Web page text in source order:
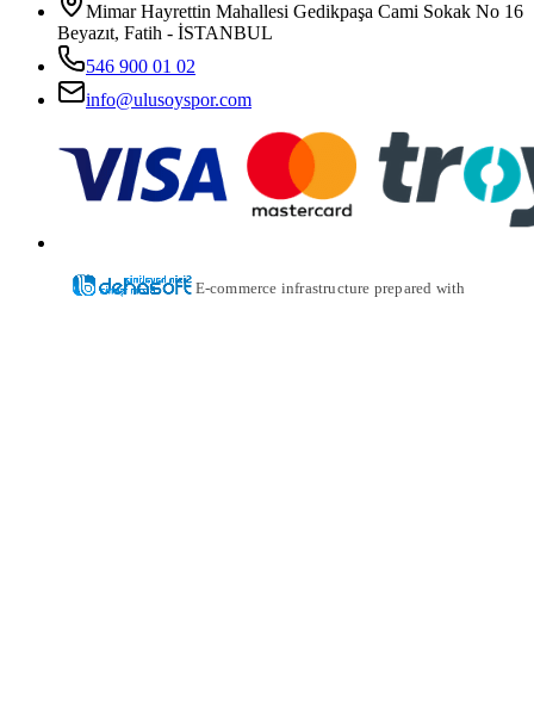
Mimar Hayrettin Mahallesi Gedikpaşa Cami Sokak No 16
Beyazıt, Fatih - İSTANBUL
546 900 01 02
info@ulusoyspor.com
E-commerce infrastructure prepared with